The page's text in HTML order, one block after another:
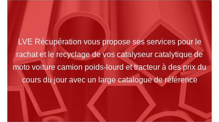
LVE Récupération vous propose ses services pour le
rachat et le recyclage de vos catalyseur catalytique de
moto voiture camion poids-lourd et tracteur à des prix du
cours du jour avec un large catalogue de référence